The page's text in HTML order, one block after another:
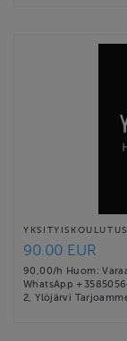
YKSITYISKOULUTUS
90.00 EUR
90,00/h Huom:
WhatsApp
2, Ylöjärvi